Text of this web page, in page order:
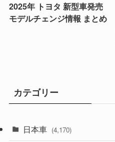
2025年 トヨタ 新型車発売
モデルチェンジ情報 まとめ
カテゴリー
日本車 (4,170)